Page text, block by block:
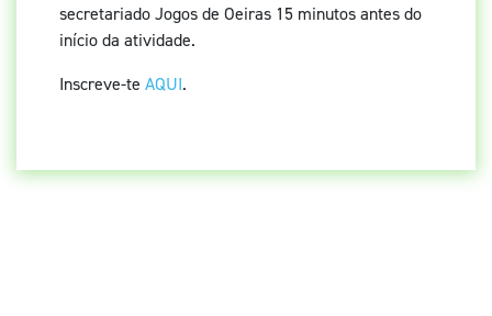
secretariado Jogos de Oeiras 15 minutos antes do
início da atividade.
Inscreve-te AQUI.